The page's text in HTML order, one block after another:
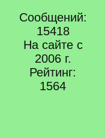
Сообщений:
15418
На сайте с
2006 г.
Рейтинг:
1564